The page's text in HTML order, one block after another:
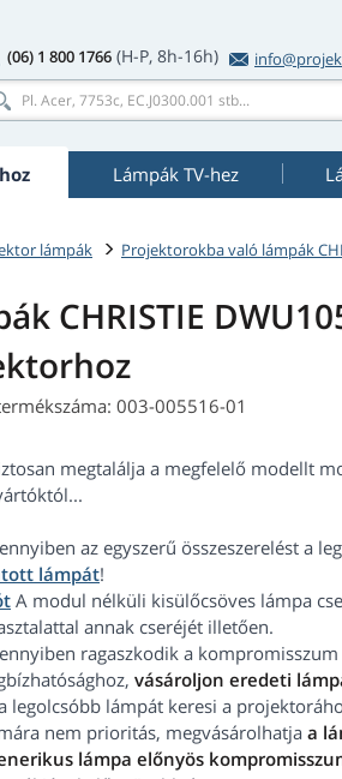
(06) 1 800 1766 (H-P, 8h-16h)
Lámpák TV-hez
lámpák Projektorokba való lámpák
CHRISTIE
003-005516-01
megtalálja a megfelelő modellt
az egyszerű összeszerelést a
lámpát!
A modul nélküli kisülőcsöves lámpa
annak cseréjét illetően.
ragaszkodik a
vásároljon eredeti
legolcsóbb lámpát keresi a
nem prioritás, megvásárolhatjaa
lámpa előnyös